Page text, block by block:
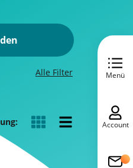
Alle Filter Menü
Account